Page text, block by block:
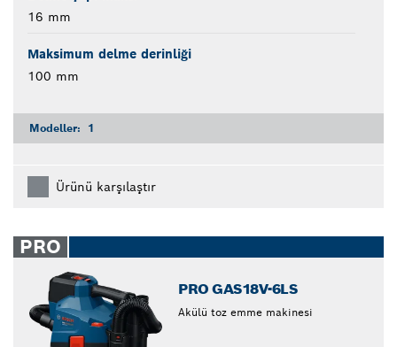
16 mm
Maksimum delme derinliği
100 mm
Modeller: 1
Ürünü karşılaştır
PRO
PRO GAS18V-6LS
Akülü toz emme makinesi